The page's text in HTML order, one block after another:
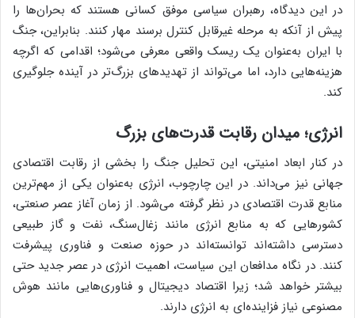
در این دیدگاه، رهبران سیاسی موفق کسانی هستند که بحران‌ها را
پیش از آنکه به مرحله غیرقابل کنترل برسند مهار کنند. بنابراین، جنگ
با ایران به‌عنوان یک ریسک واقعی معرفی می‌شود؛ اقدامی که اگرچه
هزینه‌هایی دارد، اما می‌تواند از تهدیدهای بزرگ‌تر در آینده جلوگیری
کند.
انرژی؛ میدان رقابت قدرت‌های بزرگ
در کنار ابعاد امنیتی، این تحلیل جنگ را بخشی از رقابت اقتصادی
جهانی نیز می‌داند. در این چارچوب، انرژی به‌عنوان یکی از مهم‌ترین
منابع قدرت اقتصادی در نظر گرفته می‌شود. از زمان آغاز عصر صنعتی،
کشورهایی که به منابع انرژی مانند زغال‌سنگ، نفت و گاز طبیعی
دسترسی داشته‌اند توانسته‌اند در حوزه صنعت و فناوری پیشرفت
کنند. در نگاه مدافعان این سیاست، اهمیت انرژی در عصر جدید حتی
بیشتر خواهد شد؛ زیرا اقتصاد دیجیتال و فناوری‌هایی مانند هوش
مصنوعی نیاز فزاینده‌ای به انرژی دارند.